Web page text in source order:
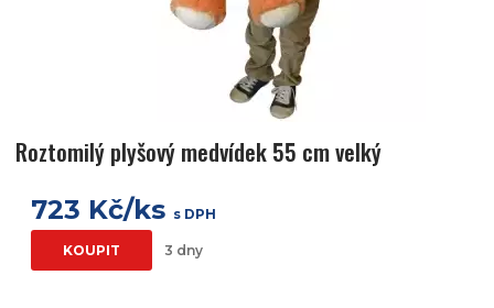
Roztomilý plyšový medvídek 55 cm velký
723 Kč/ks s DPH
KOUPIT 3 dny